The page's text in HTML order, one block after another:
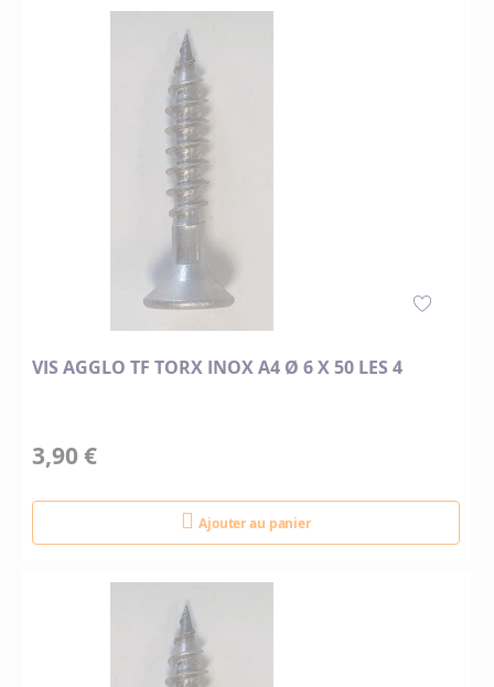
VIS AGGLO TF TORX INOX A4 Ø 6 X 50 LES 4
3,90 €
Ajouter au panier